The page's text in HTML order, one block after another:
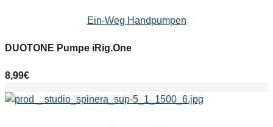
Ein-Weg Handpumpen
DUOTONE Pumpe iRig.One
8,99€